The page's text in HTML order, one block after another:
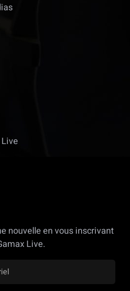
nouvelle en vous inscrivant
Live.